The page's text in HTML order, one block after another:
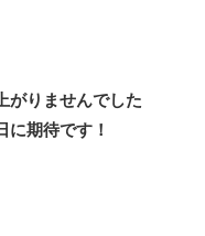
がりませんでした
期待です！